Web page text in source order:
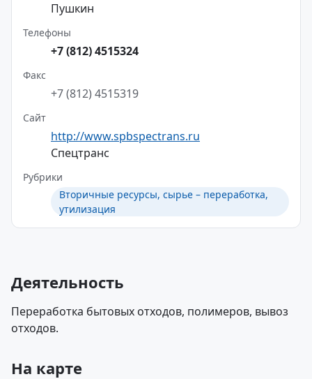
Пушкин
Телефоны
+7 (812) 4515324
Факс
+7 (812) 4515319
Сайт
http://www.spbspectrans.ru
Спецтранс
Рубрики
Вторичные ресурсы, сырье – переработка,
утилизация
Деятельность
Переработка бытовых отходов, полимеров, вывоз
отходов.
На карте